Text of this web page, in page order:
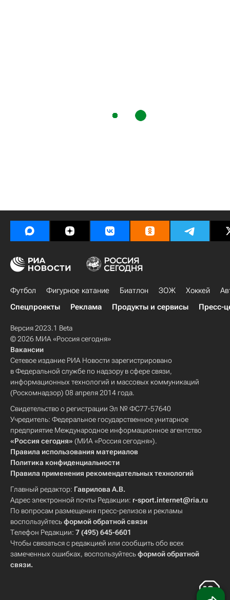
Футбол Фигурное катание Биатлон ЗОЖ Хоккей
Спецпроекты
Реклама Продукты и сервисы Пресс-
Версия 2023.1 Beta
© 2026 МИА «Россия сегодня»
Вакансии
Сетевое издание РИА Новости зарегистрировано
в Федеральной службе по надзору в сфере связи,
информационных технологий и массовых коммуникаций
(Роскомнадзор) 08 апреля 2014 года.
Свидетельство о регистрации Эл № ФС77-57640
Учредитель: Федеральное государственное унитарное
предприятие Международное информационное агентство
«Россия сегодня» (МИА «Россия сегодня»).
Правила использования материалов
Политика конфиденциальности
Правила применения рекомендательных технологий
Главный редактор: Гаврилова А.В.
Адрес электронной почты Редакции: r-sport.internet@ria.ru
По вопросам размещения пресс-релизов и рекламы
воспользуйтесьформой обратной связи
Телефон Редакции: 7 (495) 645-6601
Чтобы связаться с редакцией или сообщить обо всех
замеченных ошибках, воспользуйтесьформой обратной
связи.